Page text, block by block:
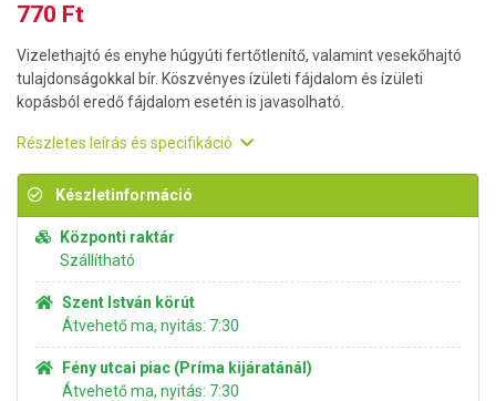
770 Ft
Vizelethajtó és enyhe húgyúti fertőtlenítő, valamint vesekőhajtó
tulajdonságokkal bír. Köszvényes ízületi fájdalom és ízületi
kopásból eredő fájdalom esetén is javasolható.
Részletes leírás és specifikáció
Készletinformáció
Központi raktár
Szállítható
Szent István körút
Átvehető ma, nyitás: 7:30
Fény utcai piac (Príma kijáratánál)
Átvehető ma, nyitás: 7:30